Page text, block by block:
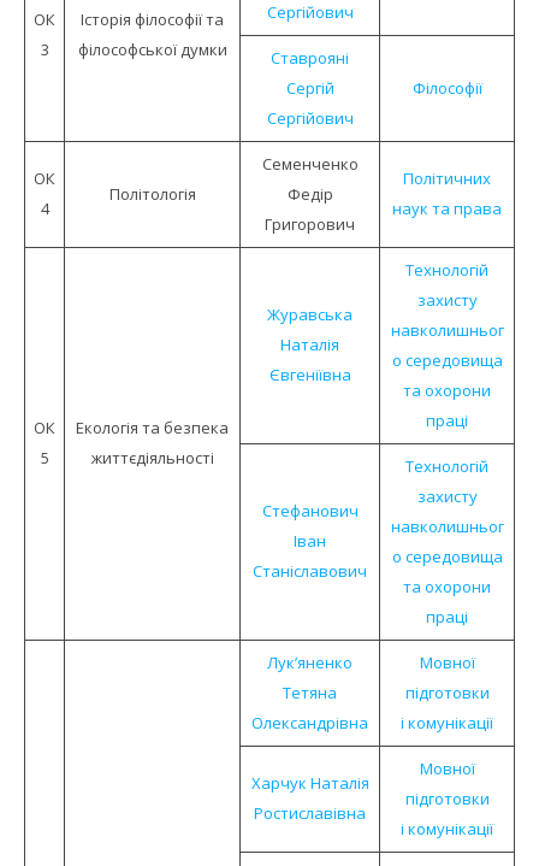
ОК
3
Історія філософії та
філософської думки
Сергійович
Ставрояні
Сергій
Сергійович
Філософії
ОК
4
Політологія
Семенченко
Федір
Григорович
Політичних
наук та права
ОК
5
Екологія та безпека
життєдіяльності
Журавська
Наталія
Євгеніївна
Технологій
захисту
навколишньог
о середовища
та охорони
праці
Стефанович
Іван
Станіславович
Технологій
захисту
навколишньог
о середовища
та охорони
праці
Лук’яненко
Тетяна
Олександрівна
Мовної
підготовки
і комунікації
Харчук Наталія
Ростиславівна
Мовної
підготовки
і комунікації